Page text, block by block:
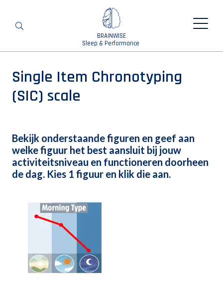
BRAINWISE
Sleep & Performance
Single Item Chronotyping
(SIC) scale
Bekijk onderstaande figuren en geef aan
welke figuur het best aansluit bij jouw
activiteitsniveau en functioneren doorheen
de dag. Kies 1 figuur en klik die aan.